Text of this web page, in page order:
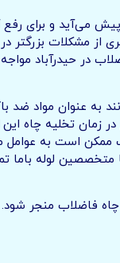
می‌آید و برای
از مشکلات بزرگتر
در حیدرآباد مواجه
به عنوان مواد ضد
زمان تخلیه چاه
ممکن است به عوامل
متخصصین لوله باما
فاضلاب منجر شود.